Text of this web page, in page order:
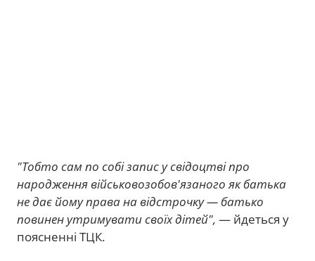
"Тобто сам по собі запис у свідоцтві про
народження військовозобов'язаного як батька
не дає йому права на відстрочку — батько
повинен утримувати своїх дітей", — йдеться у
поясненні ТЦК.